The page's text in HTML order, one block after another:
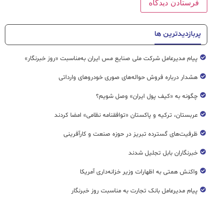
پربازدیدترین ها
پیام مدیرعامل شرکت ملی صنایع مس ایران به‌مناسبت «روز خبرنگار»
هشدار درباره فروش حواله‌های صوری خودروهای وارداتی
چگونه به «کیف پول ایران» وصل شویم؟
عربستان، ترکیه و پاکستان «توافقنامه نظامی» امضا کردند
ظرفیت‌های گسترده‌ تبریز در حوزه صنعت و کارآفرینی
خبرنگاران بابل تجلیل شدند
واکنش همتی به اظهارات وزیر خزانه‌داری آمریکا
پیام مدیرعامل بانک تجارت به مناسبت روز خبرنگار